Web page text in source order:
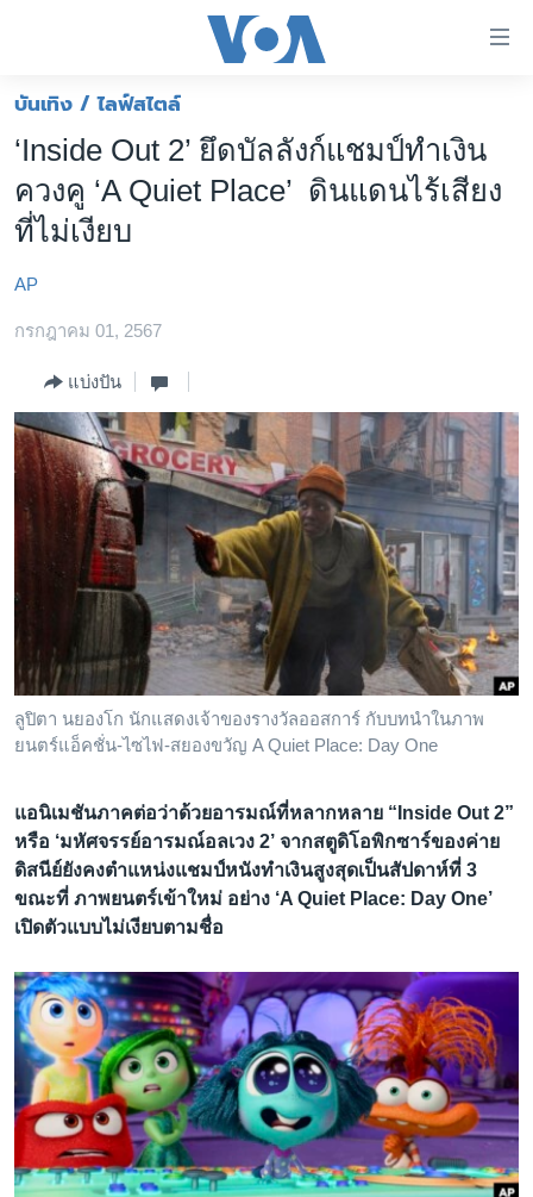
ต่อ
ข้าม
เนื้อหา
หลัก
ไป
หลัก
การ
โลก
เอเชีย
ไทย
ธุรกิจ
วิทยาศาสตร์
สังคมและสุขภาพ
ไลฟ์สไตล์
ตรวจสอบข่าว
เรียนรู้ภาษาอังกฤษ
พอดคาสต์
ติดตามเรา
บันเทิง / ไลฟ์สไตล์
‘Inside Out 2’ ยึดบัลลังก์แชมป์ทำเงิน
ควงคู ‘A Quiet Place’ ดินแดนไร้เสียง
ที่ไม่เงียบ
AP
กรกฎาคม 01, 2567
แบ่งปัน
ลูปิตา นยองโก นักแสดงเจ้าของรางวัลออสการ์ กับบทนำในภาพ
ยนตร์แอ็คชั่น-ไซไฟ-สยองขวัญ A Quiet Place: Day One
แอนิเมชันภาคต่อว่าด้วยอารมณ์ที่หลากหลาย “Inside Out 2”
หรือ ‘มหัศจรรย์อารมณ์อลเวง 2’ จากสตูดิโอพิกซาร์ของค่าย
ดิสนีย์ยังคงตำแหน่งแชมป์หนังทำเงินสูงสุดเป็นสัปดาห์ที่ 3
ขณะที่ ภาพยนตร์เข้าใหม่ อย่าง ‘A Quiet Place: Day One’
เปิดตัวแบบไม่เงียบตามชื่อ